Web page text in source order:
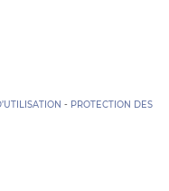
- PROTECTION DES